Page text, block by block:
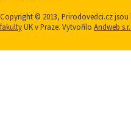
Copyright © 2013, Prirodovedci.cz
fakultyUK v Praze. Vytvořilo Andweb